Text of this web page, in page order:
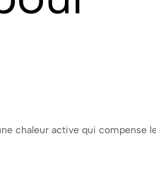
chaleur active qui compense